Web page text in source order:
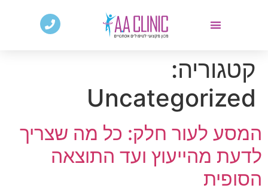
קטגוריה:
Uncategorized
המסע לעור חלק: כל מה שצריך
לדעת מהייעוץ ועד התוצאה
הסופית